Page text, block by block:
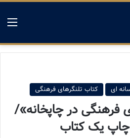
ای کتاب تلنگرهای فرهنگی
فرهنگی در چاپخانه»/
چاپ یک کتاب